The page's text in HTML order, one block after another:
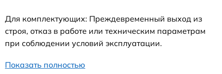
Для комплектующих: Преждевременный выход из
строя, отказ в работе или техническим параметрам
при соблюдении условий эксплуатации.
Показать полностью